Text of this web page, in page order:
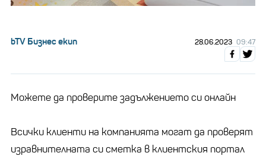
bTV Бизнес екип 28.06.2023 09:47
Можете да проверите задължението си онлайн
Всички клиенти на компанията могат да проверят
изравнителната си сметка в клиентския портал